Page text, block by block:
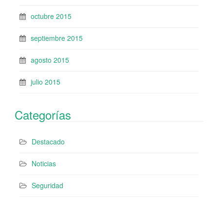
octubre 2015
septiembre 2015
agosto 2015
julio 2015
Categorías
Destacado
Noticias
Seguridad